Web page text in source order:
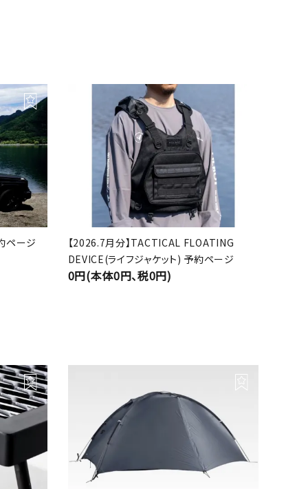
ページ
【2026.7月分】TACTICAL FLOATING
DEVICE(ライフジャケット) 予約ページ
0円(本体0円、税0円)